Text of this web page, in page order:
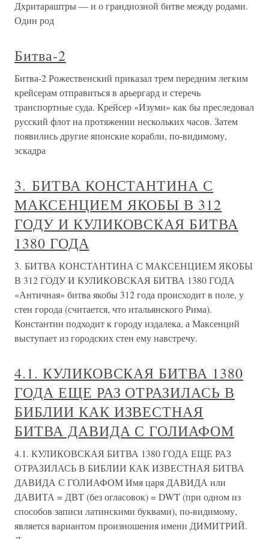
Дхритараштры — и о грандиозной битве между родами.
Один род
Битва-2
Битва-2 Рожественский приказал трем передним легким
крейсерам отправиться в арьергард и стеречь
транспортные суда. Крейсер «Изуми» как бы преследовал
русский флот на протяжении нескольких часов. Затем
появились другие японские корабли, по-видимому,
эскадра
3. БИТВА КОНСТАНТИНА С
МАКСЕНЦИЕМ ЯКОБЫ В 312
ГОДУ И КУЛИКОВСКАЯ БИТВА
1380 ГОДА
3. БИТВА КОНСТАНТИНА С МАКСЕНЦИЕМ ЯКОБЫ
В 312 ГОДУ И КУЛИКОВСКАЯ БИТВА 1380 ГОДА
«Античная» битва якобы 312 года происходит в поле, у
стен города (считается, что итальянского Рима).
Константин подходит к городу издалека, а Максенций
выступает из городских стен ему навстречу.
4.1. КУЛИКОВСКАЯ БИТВА 1380
ГОДА ЕЩЕ РАЗ ОТРАЗИЛАСЬ В
БИБЛИИ КАК ИЗВЕСТНАЯ
БИТВА ДАВИДА С ГОЛИАФОМ
4.1. КУЛИКОВСКАЯ БИТВА 1380 ГОДА ЕЩЕ РАЗ
ОТРАЗИЛАСЬ В БИБЛИИ КАК ИЗВЕСТНАЯ БИТВА
ДАВИДА С ГОЛИАФОМ Имя царя ДАВИДА или
ДАВИТА = ДВТ (без огласовок) = DWT (при одном из
способов записи латинскими буквами), по-видимому,
является вариантом произношения имени ДИМИТРИЙ.